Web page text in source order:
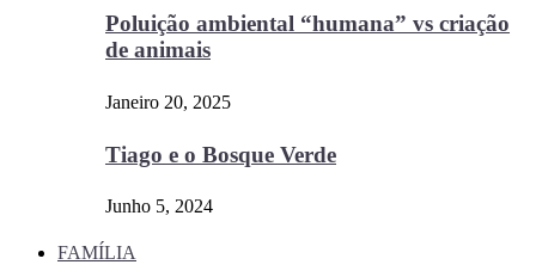
Poluição ambiental “humana” vs criação
de animais
Janeiro 20, 2025
Tiago e o Bosque Verde
Junho 5, 2024
FAMÍLIA